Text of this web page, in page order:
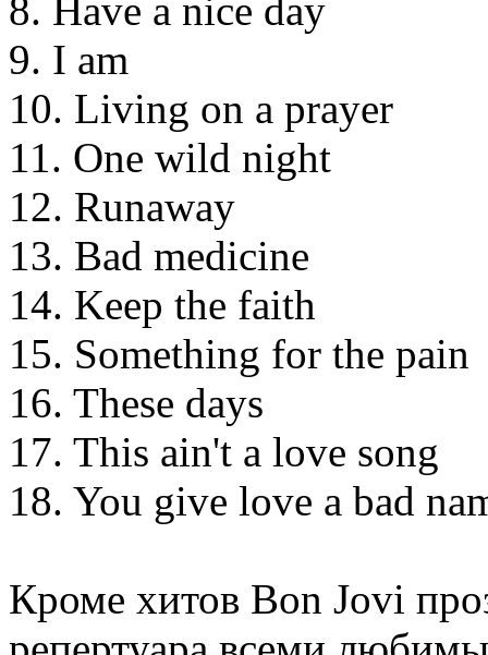
8. Have a nice day
9. I am
10. Living on a prayer
11. One wild night
12. Runaway
13. Bad medicine
14. Keep the faith
15. Something for the pain
16. These days
17. This ain't a love song
18. You give love a bad
Кроме хитов Bon Jovi